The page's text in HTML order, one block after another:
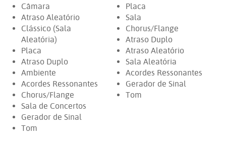
Câmara
Atraso Aleatório
Clássico (Sala
Aleatória)
Placa
Atraso Duplo
Ambiente
Acordes Ressonantes
Chorus/Flange
Sala de Concertos
Gerador de Sinal
Tom
Placa
Sala
Chorus/Flange
Atraso Duplo
Atraso Aleatório
Sala Aleatória
Acordes Ressonantes
Gerador de Sinal
Tom